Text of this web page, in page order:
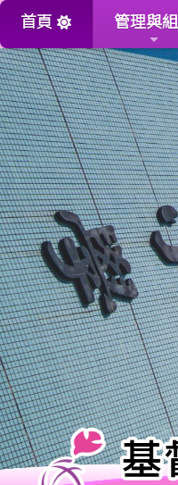
首頁 管理與